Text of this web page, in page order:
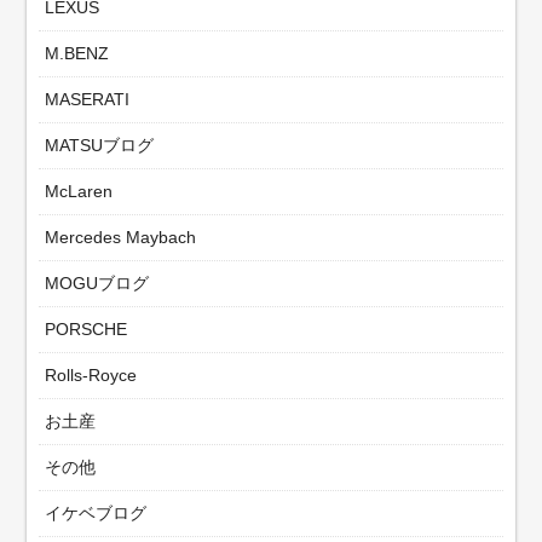
LEXUS
M.BENZ
MASERATI
MATSUブログ
McLaren
Mercedes Maybach
MOGUブログ
PORSCHE
Rolls-Royce
お土産
その他
イケベブログ